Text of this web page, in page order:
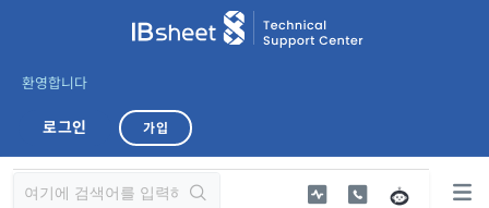
환영합니다
로그인 가입